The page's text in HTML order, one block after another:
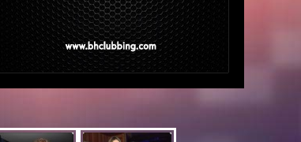
Rezervirajte svoje mjesto na događaju sezone,
okupite svoje najdraže društvo i uz mega
koncert Miligram banda doživite noć o kojoj ćete
dugo pričati.
Za sve dodatne informacije obratite se na broj:
Cijena ulaznice: 12,00 KM